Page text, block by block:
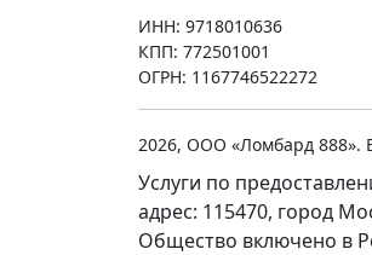
ИНН: 9718010636
КПП: 772501001
ОГРН: 1167746522272
2026, ООО «Ломбард
Услуги по
адрес: 115470, город
Общество включено в